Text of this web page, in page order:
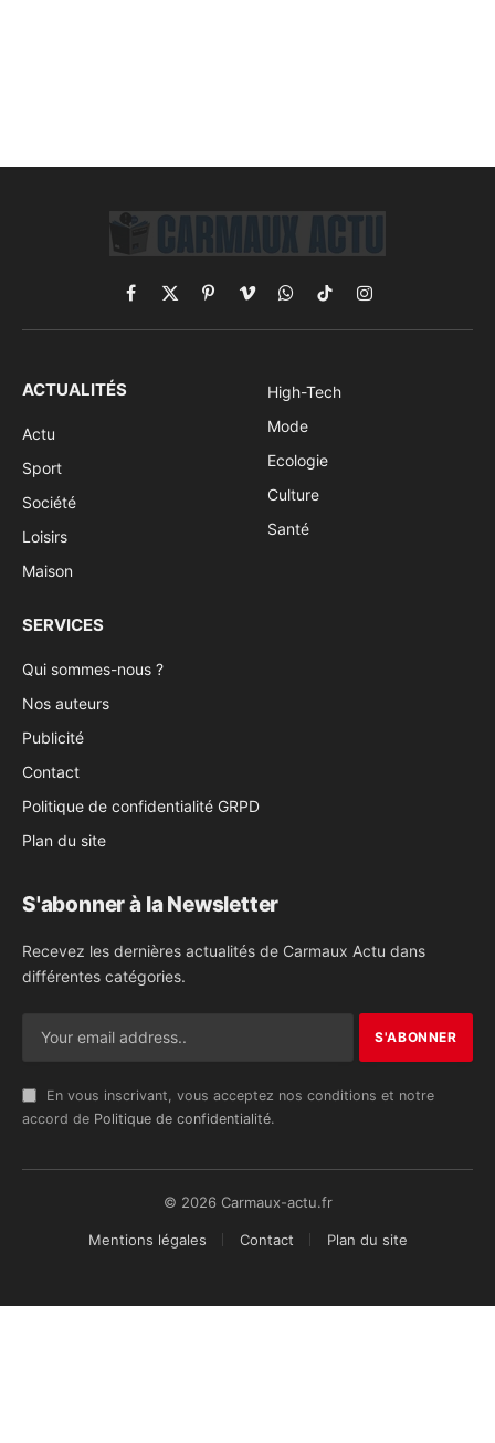
Facebook
X
(Twitter)
PinterestVimeoWhatsApp
TikTokInstagram
ACTUALITÉS
Actu
Sport
Société
Loisirs
Maison
High-Tech
Mode
Ecologie
Culture
Santé
SERVICES
Qui sommes-nous ?
Nos auteurs
Publicité
Contact
Politique de confidentialité GRPD
Plan du site
S'abonner à la Newsletter
Recevez les dernières actualités de Carmaux Actu dans
différentes catégories.
En vous inscrivant, vous acceptez nos conditions et notre
accord de Politique de confidentialité.
© 2026 Carmaux-actu.fr
Mentions légales Contact Plan du site